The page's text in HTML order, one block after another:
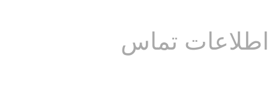
اطلاعات تماس